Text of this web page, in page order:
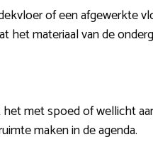
of een afgewerkte
het materiaal van de
met spoed of wellicht
maken in de agenda.